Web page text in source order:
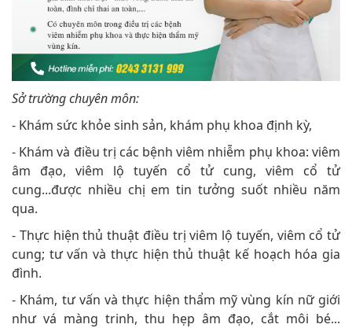
Sở trường chuyên môn:
- Khám sức khỏe sinh sản, khám phụ khoa định kỳ,
- Khám và điều trị các bệnh viêm nhiễm phụ khoa: viêm
âm đạo, viêm lộ tuyến cổ tử cung, viêm cổ tử
cung...được nhiều chị em tin tưởng suốt nhiều năm
qua.
- Thực hiện thủ thuật điều trị viêm lộ tuyến, viêm cổ tử
cung; tư vấn và thực hiện thủ thuật kế hoạch hóa gia
đình.
- Khám, tư vấn và thực hiện thẩm mỹ vùng kín nữ giới
như vá màng trinh, thu hẹp âm đạo, cắt môi bé...